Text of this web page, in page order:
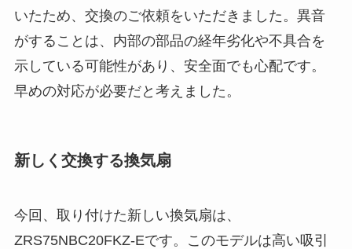
いたため、交換のご依頼をいただきました。異音
がすることは、内部の部品の経年劣化や不具合を
示している可能性があり、安全面でも心配です。
早めの対応が必要だと考えました。
新しく交換する換気扇
今回、取り付けた新しい換気扇は、
ZRS75NBC20FKZ-Eです。このモデルは高い吸引